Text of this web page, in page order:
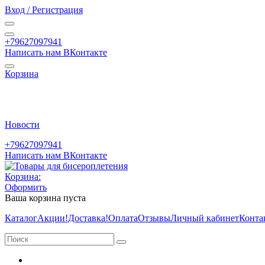
Вход / Регистрация
+79627097941
Написать нам ВКонтакте
Корзина
Новости
+79627097941
Написать нам ВКонтакте
Корзина:
Оформить
Ваша корзина пуста
КаталогАкции!Доставка!ОплатаОтзывыЛичный кабинет